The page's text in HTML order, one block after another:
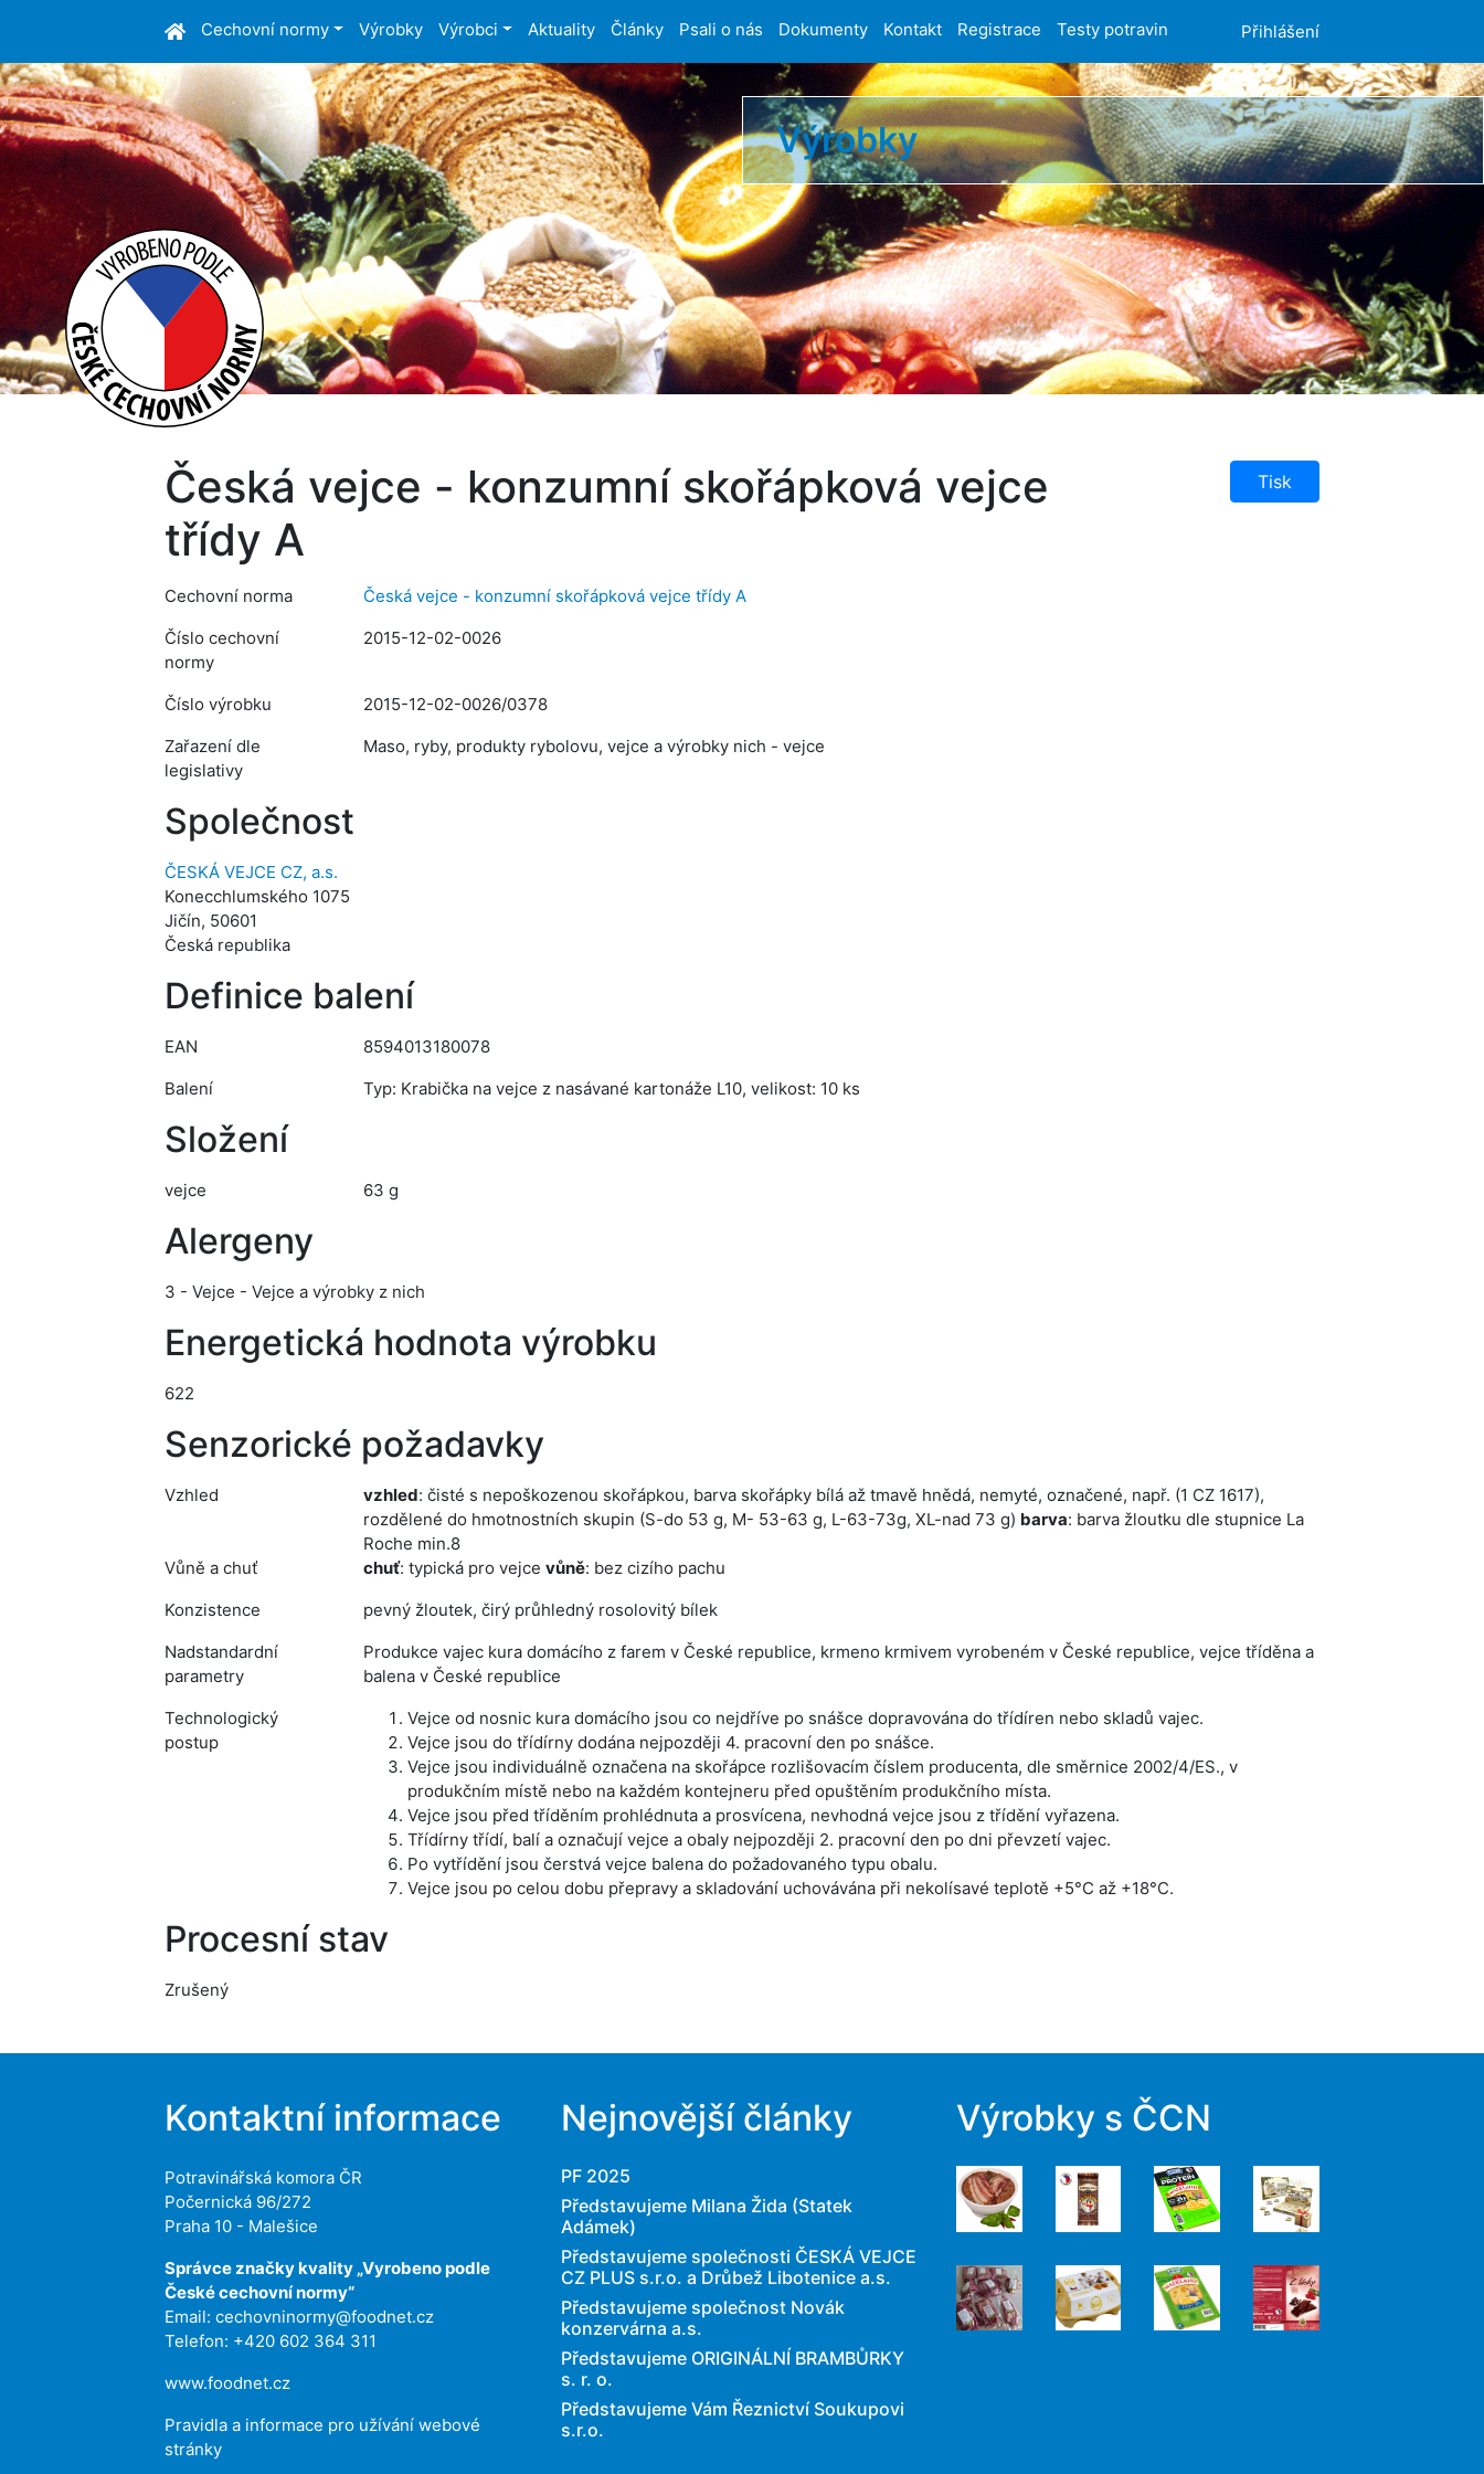
Cechovní normy Výrobky Výrobci Aktuality Články Psali o nás Dokumenty Kontakt Registrace Testy potravin Přihlášení
Výrobky
Česká vejce - konzumní skořápková vejce
třídy A
Tisk
Cechovní norma
Česká vejce - konzumní skořápková vejce třídy A
Číslo cechovní
normy
2015-12-02-0026
Číslo výrobku
2015-12-02-0026/0378
Zařazení dle
legislativy
Maso, ryby, produkty rybolovu, vejce a výrobky nich - vejce
Společnost
ČESKÁ VEJCE CZ, a.s.
Konecchlumského 1075
Jičín, 50601
Česká republika
Definice balení
EAN
8594013180078
Balení
Typ: Krabička na vejce z nasávané kartonáže L10, velikost: 10 ks
Složení
vejce 63 g
Alergeny
3 - Vejce - Vejce a výrobky z nich
Energetická hodnota výrobku
622
Senzorické požadavky
Vzhled vzhled: čisté s nepoškozenou skořápkou, barva skořápky bílá až tmavě hnědá, nemyté, označené, např. (1 CZ 1617),
rozdělené do hmotnostních skupin (S-do 53 g, M- 53-63 g, L-63-73g, XL-nad 73 g) barva: barva žloutku dle stupnice La
Roche min.8
Vůně a chuť
chuť: typická pro vejce vůně: bez cizího pachu
Konzistence
pevný žloutek, čirý průhledný rosolovitý bílek
Nadstandardní
parametry
Produkce vajec kura domácího z farem v České republice, krmeno krmivem vyrobeném v České republice, vejce tříděna a
balena v České republice
Technologický
postup
Vejce od nosnic kura domácího jsou co nejdříve po snášce dopravována do třídíren nebo skladů vajec.
Vejce jsou do třídírny dodána nejpozději 4. pracovní den po snášce.
Vejce jsou individuálně označena na skořápce rozlišovacím číslem producenta, dle směrnice 2002/4/ES., v
produkčním místě nebo na každém kontejneru před opuštěním produkčního místa.
Vejce jsou před tříděním prohlédnuta a prosvícena, nevhodná vejce jsou z třídění vyřazena.
Třídírny třídí, balí a označují vejce a obaly nejpozději 2. pracovní den po dni převzetí vajec.
Po vytřídění jsou čerstvá vejce balena do požadovaného typu obalu.
Vejce jsou po celou dobu přepravy a skladování uchovávána při nekolísavé teplotě +5°C až +18°C.
Procesní stav
Zrušený
Kontaktní informace
Potravinářská komora ČR
Počernická 96/272
Praha 10 - Malešice
Správce značky kvality „Vyrobeno podle
České cechovní normy“
Email:cechovninormy@foodnet.cz
Telefon: +420 602 364 311
www.foodnet.cz
Pravidla a informace pro užívání webové
stránky
Nejnovější články
PF 2025
Představujeme Milana Žida (Statek
Adámek)
Představujeme společnosti ČESKÁ VEJCE
CZ PLUS s.r.o. a Drůbež Libotenice a.s.
Představujeme společnost Novák
konzervárna a.s.
Představujeme ORIGINÁLNÍ BRAMBŮRKY
s. r. o.
Představujeme Vám Řeznictví Soukupovi
s.r.o.
Výrobky s ČCN